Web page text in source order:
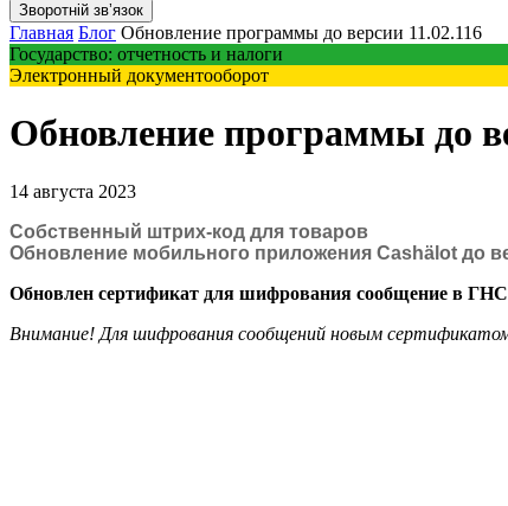
Зворотній звʼязок
Главная Блог Обновление программы до версии 11.02.116
Государство: отчетность и налоги
Электронный документооборот
Обновление программы до
14 августа 2023
Собственный штрих-код для товаров
Обновление мобильного приложения Cashӓlot до
Обновлен сертификат для шифрования сообщение в
Внимание! Для шифрования сообщений новым